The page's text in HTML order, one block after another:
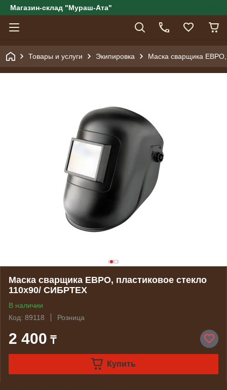
Магазин-склад "Мураш-Ата"
Товары и услуги Экипировка Маска сварщика ЕВРО,
Маска сварщика ЕВРО, пластиковое стекло
110х90/ СИБРТЕХ
В наличии
Код: 89118
Розница
2 400 ₸
Купить